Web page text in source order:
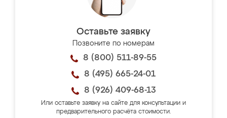
Оставьте заявку
Позвоните по номерам
8 (800) 511-89-55
8 (495) 665-24-01
8 (926) 409-68-13
Или оставьте заявку на сайте для консультации и
предварительного расчёта стоимости.